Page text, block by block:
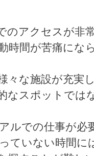
のアクセスが非
間が苦痛になら
々な施設が充実
スポットでは
ルでの仕事が必
ていない時間に